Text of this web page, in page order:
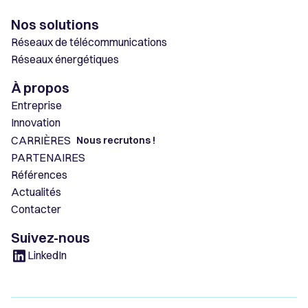
Nos solutions
Réseaux de télécommunications
Réseaux énergétiques
À propos
Entreprise
Innovation
CARRIÈRES Nous recrutons !
PARTENAIRES
Références
Actualités
Contacter
Suivez-nous
LinkedIn